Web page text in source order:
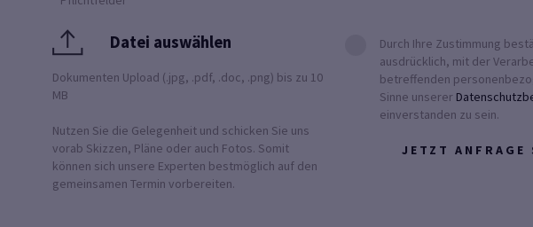
Datei auswählen
Dokumenten Upload (.jpg, .pdf, .doc, .png) bis zu 10
MB
Nutzen Sie die Gelegenheit und schicken Sie uns
vorab Skizzen, Pläne oder auch Fotos. Somit
können sich unsere Experten bestmöglich auf den
gemeinsamen Termin vorbereiten.
Durch Ihre Zustimmung
ausdrücklich, mit der
betreffenden
Sinne unserer
einverstanden zu sein.
JETZT ANFRAGE